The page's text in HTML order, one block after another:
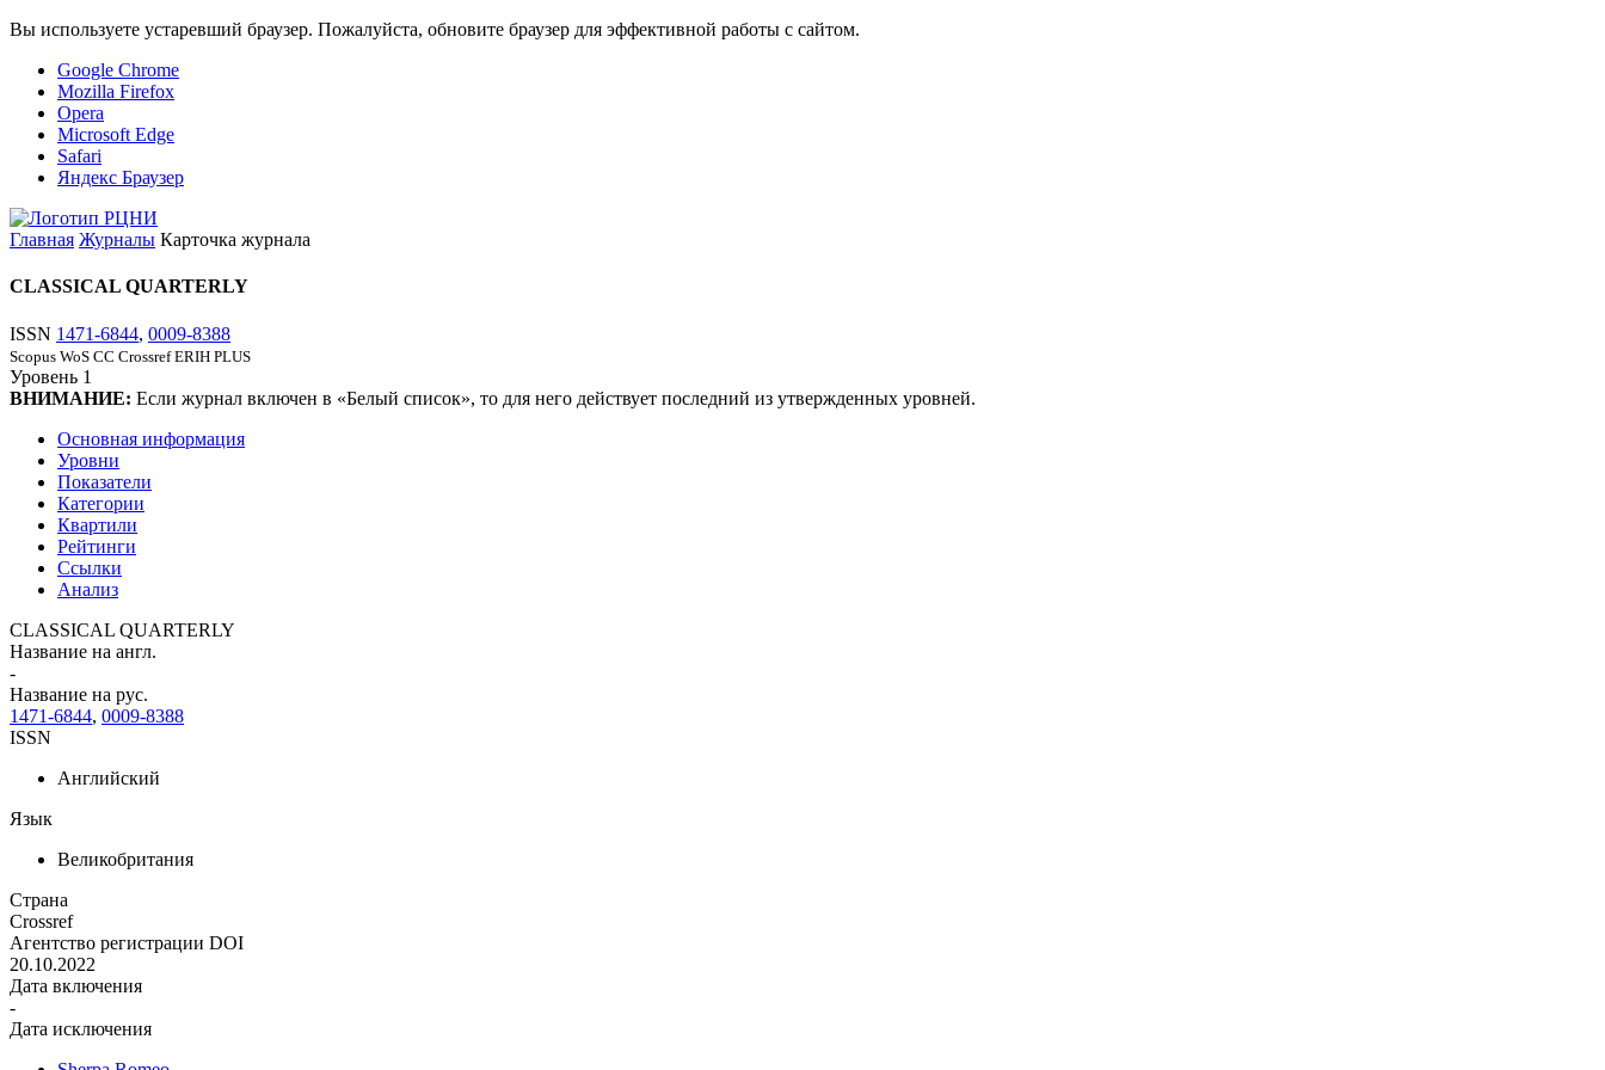
Вы используете устаревший браузер. Пожалуйста, обновите браузер для эффективной работы с сайтом.
Google Chrome
Mozilla Firefox
Opera
Microsoft Edge
Safari
Яндекс Браузер
Главная Журналы Карточка журнала
CLASSICAL QUARTERLY
ISSN 1471-6844, 0009-8388
Scopus WoS CC Crossref ERIH PLUS
Уровень 1
ВНИМАНИЕ: Если журнал включен в «Белый список», то для него действует последний из утвержденных уровней.
Основная информация
Уровни
Показатели
Категории
Квартили
Рейтинги
Ссылки
Анализ
CLASSICAL QUARTERLY
Название на англ.
-
Название на рус.
1471-6844, 0009-8388
ISSN
Английский
Язык
Великобритания
Страна
Crossref
Агентство регистрации DOI
20.10.2022
Дата включения
-
Дата исключения